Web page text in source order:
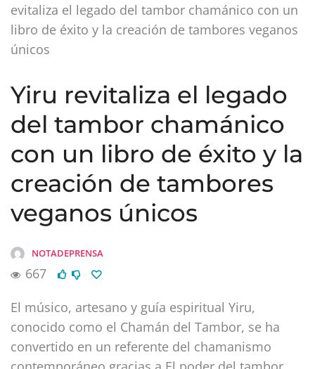
evitaliza el legado del tambor chamánico con un
libro de éxito y la creación de tambores veganos
únicos
Yiru revitaliza el legado
del tambor chamánico
con un libro de éxito y la
creación de tambores
veganos únicos
NOTADEPRENSA
667
El músico, artesano y guía espiritual Yiru,
conocido como el Chamán del Tambor, se ha
convertido en un referente del chamanismo